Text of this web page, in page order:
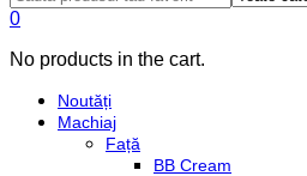
0
No products in the cart.
Noutăți
Machiaj
Față
BB Cream